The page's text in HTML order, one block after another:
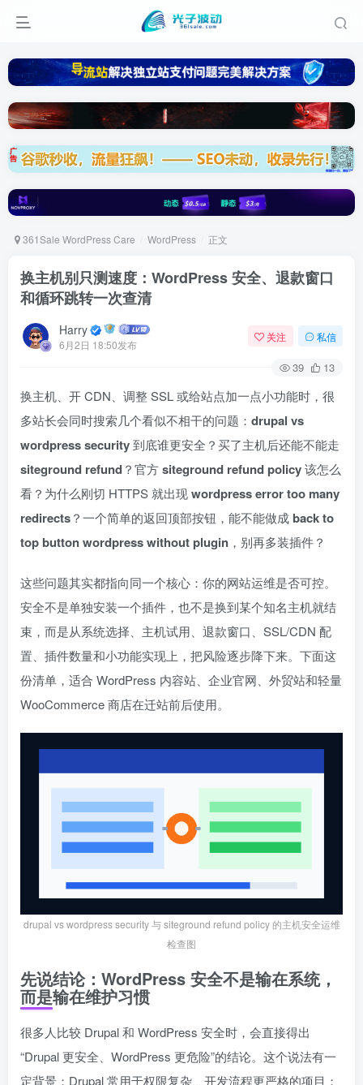
361Sale WordPress Care WordPress 正文
换主机别只测速度：WordPress 安全、退款窗口
和循环跳转一次查清
Harry
6月2日 18:50发布
关注 私信
39 13
换主机、开 CDN、调整 SSL 或给站点加一点小功能时，很
多站长会同时搜索几个看似不相干的问题： drupal vs
wordpress security到底谁更安全？买了主机后还能不能走
siteground refund？官方siteground refund policy该怎么
看？为什么刚切 HTTPS 就出现wordpress error too many
redirects？一个简单的返回顶部按钮，能不能做成 back to
top button wordpress without plugin ，别再多装插件？
这些问题其实都指向同一个核心：你的网站运维是否可控。
安全不是单独安装一个插件，也不是换到某个知名主机就结
束，而是从系统选择、主机试用、退款窗口、SSL/CDN 配
置、插件数量和小功能实现上，把风险逐步降下来。下面这
份清单，适合 WordPress 内容站、企业官网、外贸站和轻量
WooCommerce 商店在迁站前后使用。
drupal vs wordpress security 与 siteground refund policy 的主机安全运维
检查图
先说结论：WordPress 安全不是输在系统，
而是输在维护习惯
很多人比较 Drupal 和 WordPress 安全时，会直接得出
“Drupal 更安全、WordPress 更危险”的结论。这个说法有一
定背景：Drupal 常用于权限复杂、开发流程更严格的项目；